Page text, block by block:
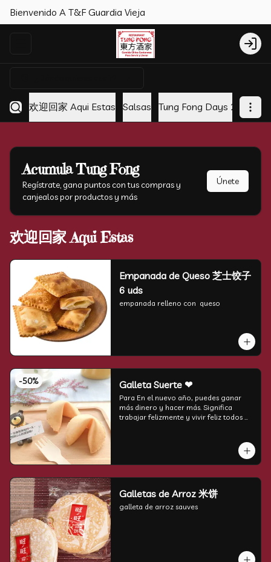
Bienvenido A T&F Guardia Vieja
Login
欢迎回家 Aqui Estas Salsas Tung Fong Days 2x1
AcumulaTung Fong
Regístrate, gana puntos con tus compras y
canjealos por productos y más
Únete
欢迎回家 Aqui Estas
Empanada de Queso 芝士饺子
6 uds
empanada relleno con  queso
-50% Galleta Suerte ❤
Para En el nuevo año, puedes ganar
más dinero y hacer más. Significa
trabajar felizmente y vivir feliz todos
Galletas de Arroz 米饼
galleta de arroz sauves